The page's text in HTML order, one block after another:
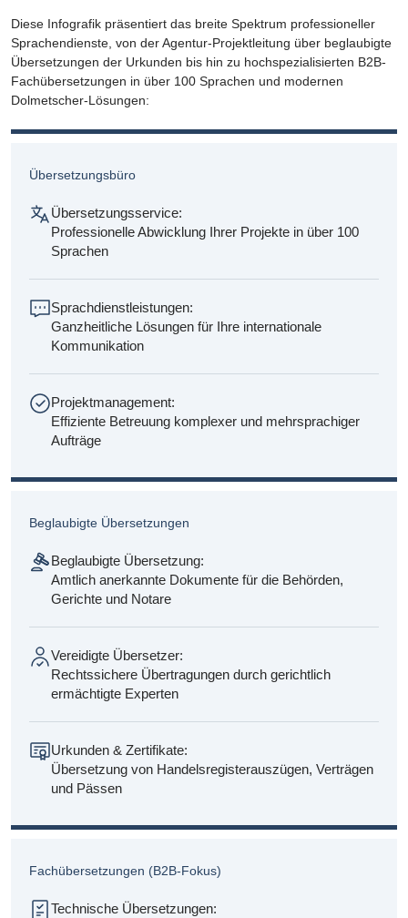
Diese Infografik präsentiert das breite Spektrum professioneller
Sprachendienste, von der Agentur-Projektleitung über beglaubigte
Übersetzungen der Urkunden bis hin zu hochspezialisierten B2B-
Fachübersetzungen in über 100 Sprachen und modernen
Dolmetscher-Lösungen:
Übersetzungsbüro
Übersetzungsservice:
Professionelle Abwicklung Ihrer Projekte in über 100
Sprachen
Sprachdienstleistungen:
Ganzheitliche Lösungen für Ihre internationale
Kommunikation
Projektmanagement:
Effiziente Betreuung komplexer und mehrsprachiger
Aufträge
Beglaubigte Übersetzungen
Beglaubigte Übersetzung:
Amtlich anerkannte Dokumente für die Behörden,
Gerichte und Notare
Vereidigte Übersetzer:
Rechtssichere Übertragungen durch gerichtlich
ermächtigte Experten
Urkunden & Zertifikate:
Übersetzung von Handelsregisterauszügen, Verträgen
und Pässen
Fachübersetzungen (B2B-Fokus)
Technische Übersetzungen: